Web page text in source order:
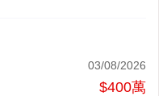
03/08/2026
$400萬